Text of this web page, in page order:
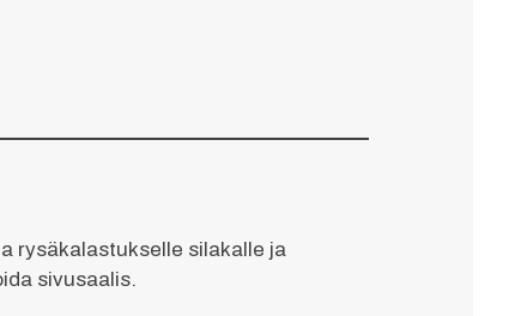
rysäkalastukselle silakalle ja
sivusaalis.